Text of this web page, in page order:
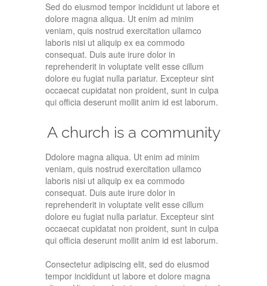
Sed do eiusmod tempor incididunt ut labore et
dolore magna aliqua. Ut enim ad minim
veniam, quis nostrud exercitation ullamco
laboris nisi ut aliquip ex ea commodo
consequat. Duis aute irure dolor in
reprehenderit in voluptate velit esse cillum
dolore eu fugiat nulla pariatur. Excepteur sint
occaecat cupidatat non proident, sunt in culpa
qui officia deserunt mollit anim id est laborum.
A church is a community
Ddolore magna aliqua. Ut enim ad minim
veniam, quis nostrud exercitation ullamco
laboris nisi ut aliquip ex ea commodo
consequat. Duis aute irure dolor in
reprehenderit in voluptate velit esse cillum
dolore eu fugiat nulla pariatur. Excepteur sint
occaecat cupidatat non proident, sunt in culpa
qui officia deserunt mollit anim id est laborum.
Consectetur adipiscing elit, sed do eiusmod
tempor incididunt ut labore et dolore magna